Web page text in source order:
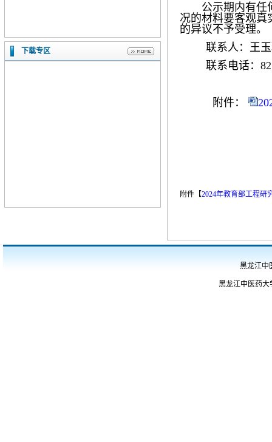
下载专区
公示期内有任
况的材料要客观真
的异议不予受理。
联系人：王
联系电话：
附件：
附件【2024年教育部工程研
黑龙江中
黑龙江中医药